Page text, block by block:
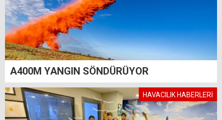
A400M YANGIN SÖNDÜRÜYOR
HAVACILIK HABERLERİ